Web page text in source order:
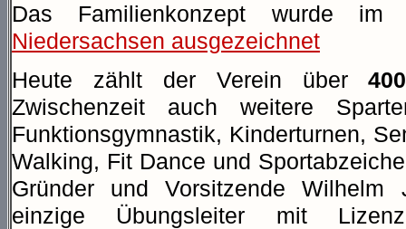
Das Familienkonzept wurde im
Niedersachsen ausgezeichnet
Heute zählt der Verein über
Zwischenzeit auch weitere
Funktionsgymnastik, Kinderturnen,
Walking, Fit Dance und
Gründer und Vorsitzende
einzige Übungsleiter mit